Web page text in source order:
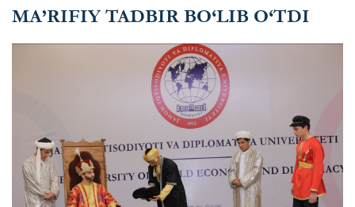
MA’RIFIY TADBIR BO‘LIB O‘TDI